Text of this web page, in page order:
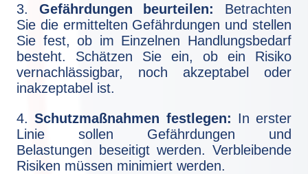
3. Gefährdungen beurteilen: Betrachten
Sie die ermittelten Gefährdungen und stellen
Sie fest, ob im Einzelnen Handlungsbedarf
besteht. Schätzen Sie ein, ob ein Risiko
vernachlässigbar, noch akzeptabel oder
inakzeptabel ist.
4.Schutzmaßnahmen festlegen: In erster
Linie sollen Gefährdungen und
Belastungen beseitigt werden. Verbleibende
Risiken müssen minimiert werden.